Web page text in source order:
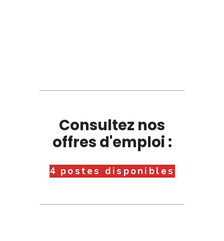
Consultez nos
offres d'emploi :
4 postes disponibles